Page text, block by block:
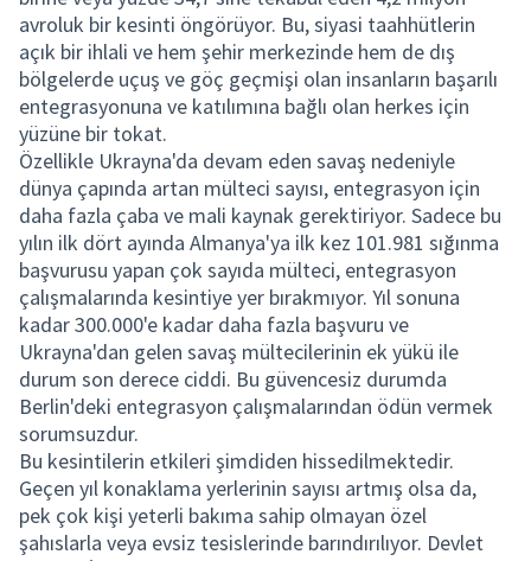
avroluk bir kesinti öngörüyor. Bu, siyasi taahhütlerin
açık bir ihlali ve hem şehir merkezinde hem de dış
bölgelerde uçuş ve göç geçmişi olan insanların başarılı
entegrasyonuna ve katılımına bağlı olan herkes için
yüzüne bir tokat.
Özellikle Ukrayna'da devam eden savaş nedeniyle
dünya çapında artan mülteci sayısı, entegrasyon için
daha fazla çaba ve mali kaynak gerektiriyor. Sadece bu
yılın ilk dört ayında Almanya'ya ilk kez 101.981 sığınma
başvurusu yapan çok sayıda mülteci, entegrasyon
çalışmalarında kesintiye yer bırakmıyor. Yıl sonuna
kadar 300.000'e kadar daha fazla başvuru ve
Ukrayna'dan gelen savaş mültecilerinin ek yükü ile
durum son derece ciddi. Bu güvencesiz durumda
Berlin'deki entegrasyon çalışmalarından ödün vermek
sorumsuzdur.
Bu kesintilerin etkileri şimdiden hissedilmektedir.
Geçen yıl konaklama yerlerinin sayısı artmış olsa da,
pek çok kişi yeterli bakıma sahip olmayan özel
şahıslarla veya evsiz tesislerinde barındırılıyor. Devlet